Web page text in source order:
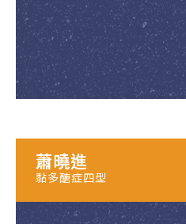
蕭曉進
黏多醣症四型